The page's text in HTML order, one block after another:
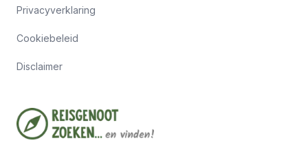
Privacyverklaring
Cookiebeleid
Disclaimer